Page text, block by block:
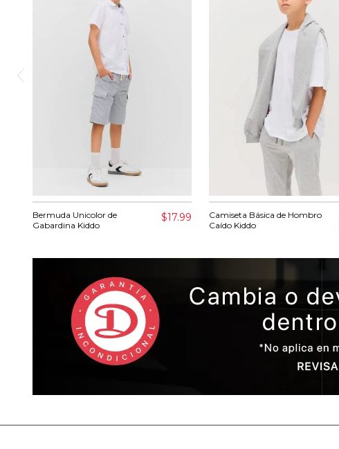
Bermuda Unicolor de
Gabardina Kiddo
$17.99
Camiseta Básica de Hombro
Caído Kiddo